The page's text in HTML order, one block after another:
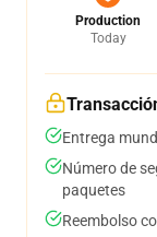
Production
Today
Entrega
Número de
paquetes
Reembolso